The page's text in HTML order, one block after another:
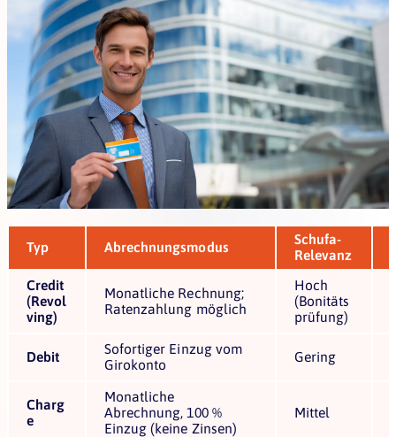
Typ Abrechnungsmodus
Schufa-
Relevanz
Credit
(Revol
ving)
Monatliche Rechnung;
Ratenzahlung möglich
Hoch
(Bonitäts
prüfung)
Debit
Sofortiger Einzug vom
Girokonto
Gering
Charg
e
Monatliche
Abrechnung, 100 %
Einzug (keine Zinsen)
Mittel